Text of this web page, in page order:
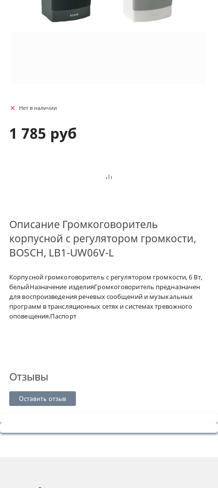
Нет в наличии
1 785 руб
Описание Громкоговоритель
корпусной с регулятором громкости,
BOSCH, LB1-UW06V-L
Корпусной громкоговоритель с регулятором громкости, 6 Вт,
белыйНазначение изделияГромкоговоритель предназначен
для воспроизведения речевых сообщений и музыкальных
программ в трансляционных сетях и системах тревожного
оповещения.Паспорт
Отзывы
Оставить отзыв